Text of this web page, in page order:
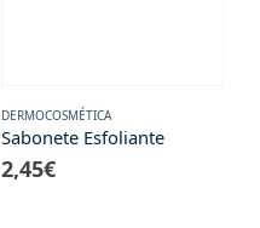
DERMOCOSMÉTICA
Sabonete Esfoliante
2,45€